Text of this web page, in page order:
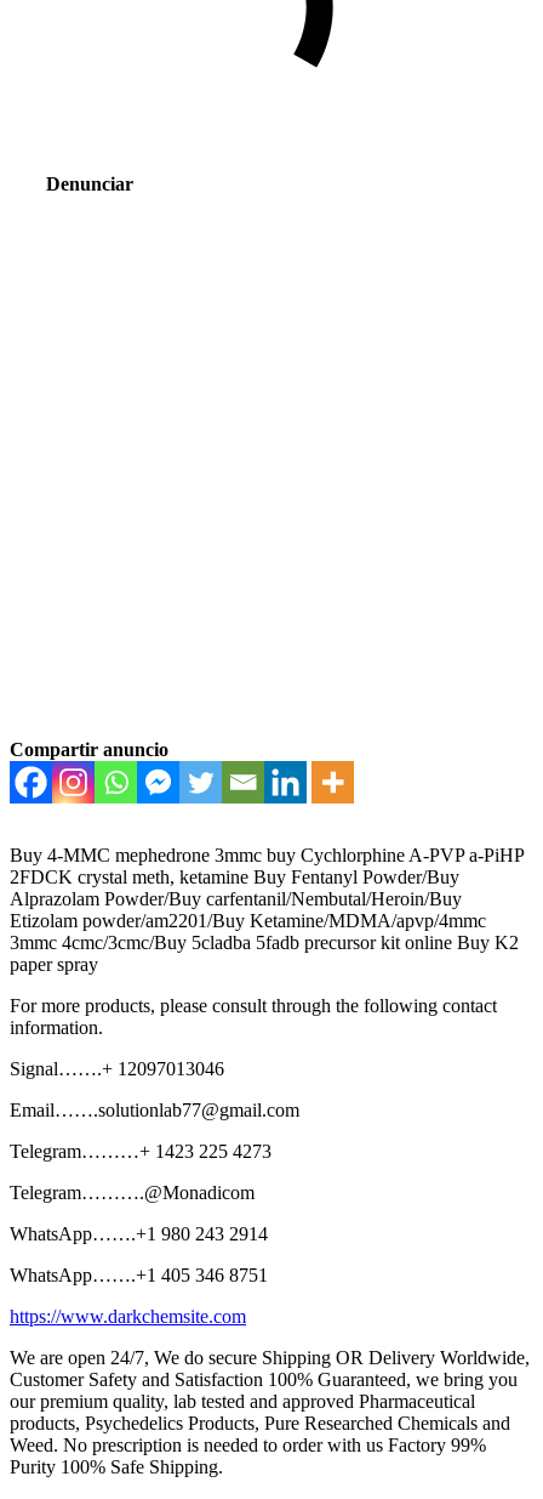
Denunciar
Compartir anuncio
Buy 4-MMC mephedrone 3mmc buy Cychlorphine A-PVP a-PiHP
2FDCK crystal meth, ketamine Buy Fentanyl Powder/Buy
Alprazolam Powder/Buy carfentanil/Nembutal/Heroin/Buy
Etizolam powder/am2201/Buy Ketamine/MDMA/apvp/4mmc
3mmc 4cmc/3cmc/Buy 5cladba 5fadb precursor kit online Buy K2
paper spray
For more products, please consult through the following contact
information.
Signal…….+ 12097013046
Email…….solutionlab77@gmail.com
Telegram………+ 1423 225 4273
Telegram……….@Monadicom
WhatsApp…….+1 980 243 2914
WhatsApp…….+1 405 346 8751
https://www.darkchemsite.com
We are open 24/7, We do secure Shipping OR Delivery Worldwide,
Customer Safety and Satisfaction 100% Guaranteed, we bring you
our premium quality, lab tested and approved Pharmaceutical
products, Psychedelics Products, Pure Researched Chemicals and
Weed. No prescription is needed to order with us Factory 99%
Purity 100% Safe Shipping.